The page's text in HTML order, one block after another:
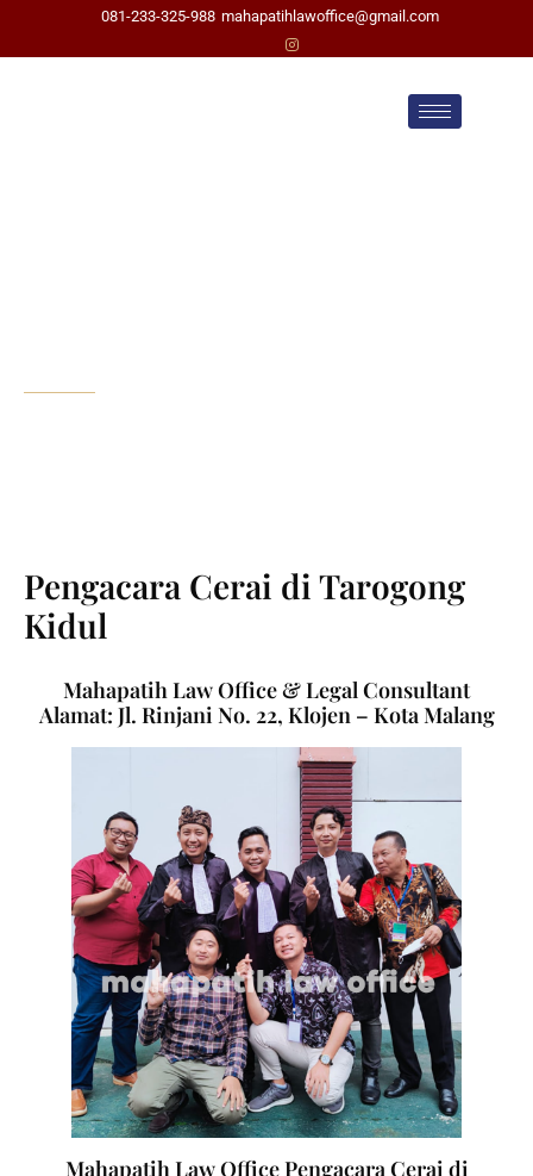
081-233-325-988 mahapatihlawoffice@gmail.com
Pengacara Cerai di Tarogong
Kidul
Mahapatih Law Office & Legal Consultant
Alamat: Jl. Rinjani No. 22, Klojen – Kota Malang
Mahapatih Law Office Pengacara Cerai di